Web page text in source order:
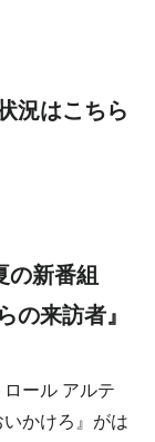
況はこちら
の新番組
の来訪者』
ール アルテ
かけろ』がは